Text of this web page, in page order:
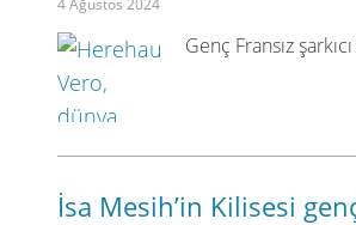
Genç Fransız
İsa Mesih’in Kilisesi